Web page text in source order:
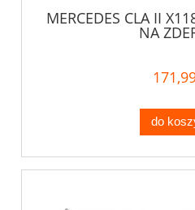
MERCEDES CLA II
NA
do